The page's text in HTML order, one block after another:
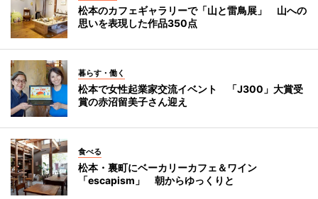
松本のカフェギャラリーで「山と雷鳥展」 山への
思いを表現した作品350点
暮らす・働く
松本で女性起業家交流イベント 「J300」大賞受
賞の赤沼留美子さん迎え
食べる
松本・裏町にベーカリーカフェ＆ワイン
「escapism」 朝からゆっくりと